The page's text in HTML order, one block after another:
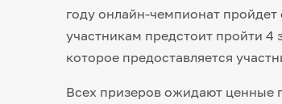
году онлайн-чемпионат
участникам предстоит пройти
которое предоставляется
Всех призеров ожидают